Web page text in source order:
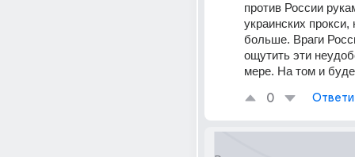
против России
украинских прокси,
больше. Враги
ощутить эти
мере. На том и
0